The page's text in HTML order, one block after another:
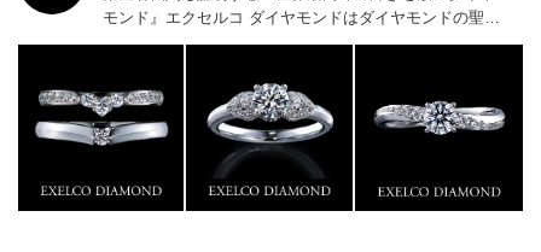
モンド』 エクセルコ ダイヤモンドはダイヤモンドの聖地
ベルギー発祥で200年以上の歴史がある真のカッターズ
門店としてリングのデザインや品質にもこだわっていま
す。おふたりに本物の輝きを一生身に着けていただきた
い想いで「ヴァージン・ダイヤモンド」「ハードプラチ
ナ」「保証内容」にこだわっています。